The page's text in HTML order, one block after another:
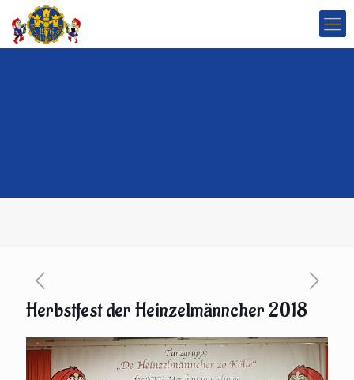
Herbstfest der Heinzelmänncher 2018